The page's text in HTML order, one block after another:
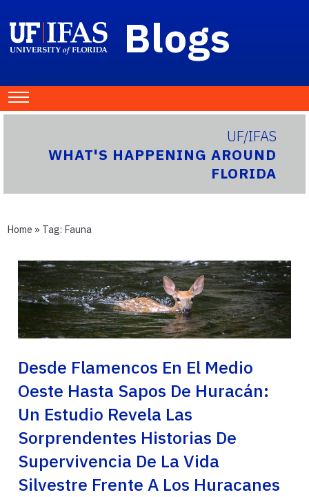
Blogs
UF/IFAS
WHAT'S HAPPENING AROUND
FLORIDA
Home » Tag: Fauna
Desde Flamencos En El Medio
Oeste Hasta Sapos De Huracán:
Un Estudio Revela Las
Sorprendentes Historias De
Supervivencia De La Vida
Silvestre Frente A Los Huracanes